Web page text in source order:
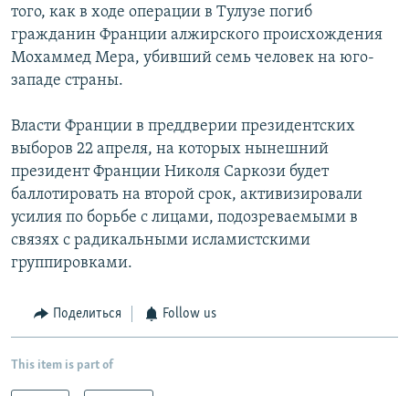
того, как в ходе операции в Тулузе погиб
гражданин Франции алжирского происхождения
Мохаммед Мера, убивший семь человек на юго-
западе страны.
Власти Франции в преддверии президентских
выборов 22 апреля, на которых нынешний
президент Франции Николя Саркози будет
баллотировать на второй срок, активизировали
усилия по борьбе с лицами, подозреваемыми в
связях с радикальными исламистскими
группировками.
Поделиться Follow us
This item is part of